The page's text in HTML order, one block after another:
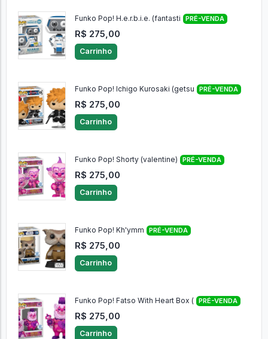
Funko Pop! H.e.r.b.i.e. (fantasti PRÉ-VENDA
R$ 275,00
Carrinho
Funko Pop! Ichigo Kurosaki (getsu PRÉ-VENDA
R$ 275,00
Carrinho
Funko Pop! Shorty (valentine) PRÉ-VENDA
R$ 275,00
Carrinho
Funko Pop! Kh'ymm PRÉ-VENDA
R$ 275,00
Carrinho
Funko Pop! Fatso With Heart Box ( PRÉ-VENDA
R$ 275,00
Carrinho